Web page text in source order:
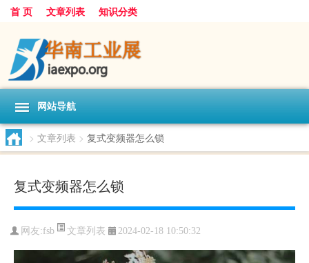
首 页 文章列表 知识分类
网站导航
> 文章列表 > 复式变频器怎么锁
复式变频器怎么锁
网友:fsb 文章列表 2024-02-18 10:50:32